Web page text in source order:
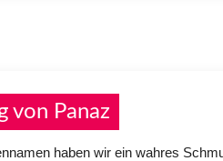
von Panaz
haben wir ein wahres